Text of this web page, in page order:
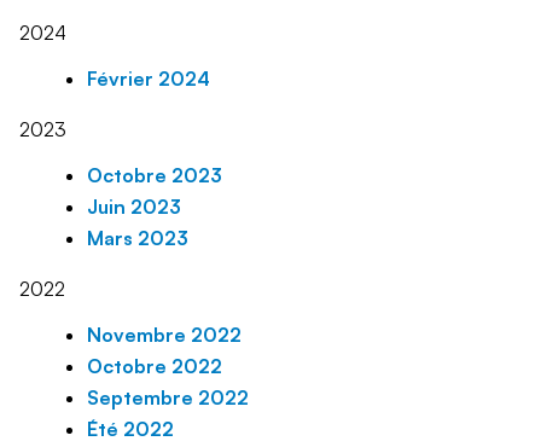
2024
Février 2024
2023
Octobre 2023
Juin 2023
Mars 2023
2022
Novembre 2022
Octobre 2022
Septembre 2022
Été 2022